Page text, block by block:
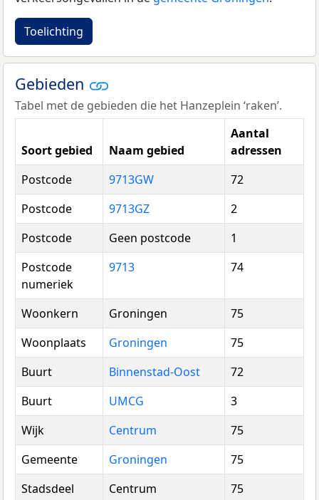
Toelichting
Gebieden
Tabel met de gebieden die het Hanzeplein ‘raken’.
Soort gebied Naam gebied
Aantal
adressen
Postcode
9713GW
72
Postcode
9713GZ
2
Postcode
Geen postcode
1
Postcode
numeriek
9713 74
Woonkern Groningen
75
Woonplaats
Groningen
75
Buurt
Binnenstad-Oost
72
Buurt
UMCG
3
Wijk
Centrum
75
Gemeente
Groningen
75
Stadsdeel
Centrum
75